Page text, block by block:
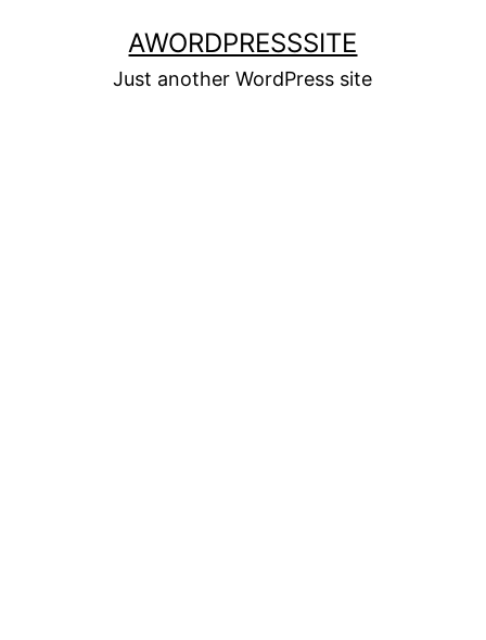
AWORDPRESSSITE
Just another WordPress site